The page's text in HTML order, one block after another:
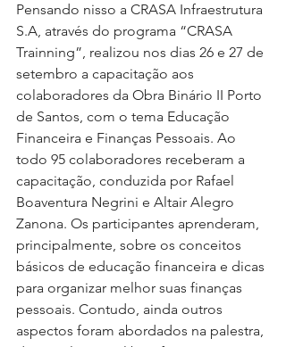
Pensando nisso a CRASA Infraestrutura
S.A, através do programa “CRASA
Trainning”, realizou nos dias 26 e 27 de
setembro a capacitação aos
colaboradores da Obra Binário II Porto
de Santos, com o tema Educação
Financeira e Finanças Pessoais. Ao
todo 95 colaboradores receberam a
capacitação, conduzida por Rafael
Boaventura Negrini e Altair Alegro
Zanona. Os participantes aprenderam,
principalmente, sobre os conceitos
básicos de educação financeira e dicas
para organizar melhor suas finanças
pessoais. Contudo, ainda outros
aspectos foram abordados na palestra,